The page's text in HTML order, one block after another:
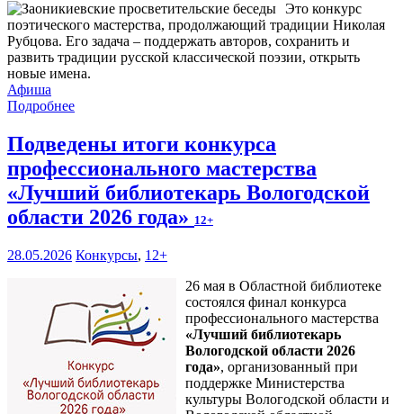
Это конкурс
поэтического мастерства, продолжающий традиции Николая
Рубцова. Его задача – поддержать авторов, сохранить и
развить традиции русской классической поэзии, открыть
новые имена.
Афиша
Подробнее
Подведены итоги конкурса
профессионального мастерства
«Лучший библиотекарь Вологодской
области 2026 года» 12+
28.05.2026 Конкурсы, 12+
26 мая в Областной библиотеке
состоялся финал конкурса
профессионального мастерства
«Лучший библиотекарь
Вологодской области 2026
года», организованный при
поддержке Министерства
культуры Вологодской области и